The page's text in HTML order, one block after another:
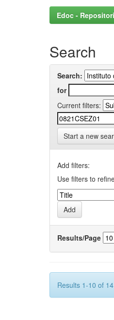
Edoc -
Search
Search:
for
Current filters:
Start a new
Add filters:
Use filters to
Results/Page
Results 1-10 of